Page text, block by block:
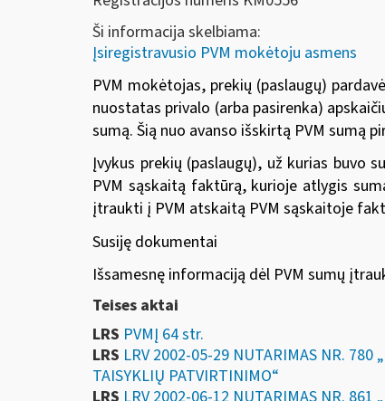
Ši informacija skelbiama:
Įsiregistravusio PVM mokėtoju asmens
PVM mokėtojas, prekių (paslaugų)
nuostatas privalo (arba pasirenka)
sumą. Šią nuo avanso išskirtą PVM sumą
Įvykus prekių (paslaugų), už kurias buvo
PVM sąskaitą faktūrą, kurioje atlygis
įtraukti į PVM atskaitą PVM sąskaitoje
Susiję dokumentai
Išsamesnę informaciją dėl PVM sumų
Teises aktai
LRS PVMĮ 64 str.
LRS LRV 2002-05-29 NUTARIMAS NR. 780
TAISYKLIŲ PATVIRTINIMO“